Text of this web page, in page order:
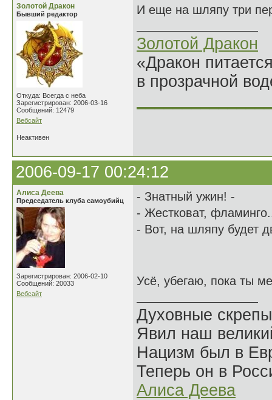
Золотой Дракон
Бывший редактор
Откуда: Всегда с неба
Зарегистрирован: 2006-03-16
Сообщений: 12479
Вебсайт
И еще на шляпу три
Золотой Дракон
«Дракон
в прозрачной
Неактивен
2006-09-17 00:24:12
Алиса Деева
Председатель клуба самоубийц
Зарегистрирован: 2006-02-10
Сообщений: 20033
Вебсайт
- Знатный ужин! -
- Жестковат,
- Вот, на шляпу будет
Усё, убегаю, пока ты
Духовные
Явил наш
Нацизм был в
Теперь он в
Алиса Деева